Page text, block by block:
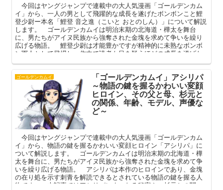
今回はヤングジャンプで連載中の大人気漫画「ゴールデンカム
イ」から、一人の男として飛躍的な成長を遂げたボンボンこと鯉
登少尉ー本名「鯉登 音之進（こいと おとのしん）」について解説
します。 ゴールデンカムイは明治末期の北海道・樺太を舞台
に、男たちがアイヌ民族から強奪された金塊を求めて争いを繰り
広げる物語。 鯉登少尉は才能豊かですが精神的に未熟なボンボ
ン軍人として登場し、作中で読者も目を疑うほどの成長を遂げた
てまいります。
ゴールデンカムイ 「ゴールデンカムイ」アシリパ
～物語の鍵を握るかわいい変顔
ヒロイン、その父と母、杉元と
の関係、年齢、モデル、声優な
ど～
今回はヤングジャンプで連載中の大人気漫画「ゴールデンカム
イ」から、物語の鍵を握るかわいい変顔ヒロイン「アシリパ」に
ついて解説します。 ゴールデンカムイは明治末期の北海道・樺
太を舞台に、男たちがアイヌ民族から強奪された金塊を求めて争
いを繰り広げる物語。 アシリパは本作のヒロインであり、金塊
の在り処を示す刺青を解読できるとされている物語の鍵を握る人
物です。 本記事ではアシリパにまつわる秘密や、杉元との関